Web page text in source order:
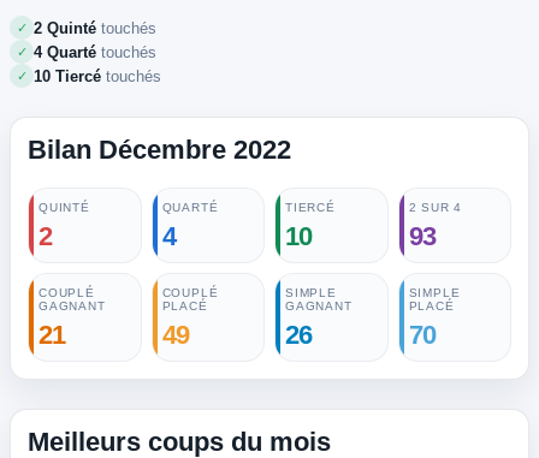
✓ 2 Quinté touchés
✓ 4 Quarté touchés
✓ 10 Tiercé touchés
Bilan Décembre 2022
QUINTÉ
2
QUARTÉ
4
TIERCÉ
10
2 SUR 4
93
COUPLÉ
GAGNANT
21
COUPLÉ
PLACÉ
49
SIMPLE
GAGNANT
26
SIMPLE
PLACÉ
70
Meilleurs coups du mois